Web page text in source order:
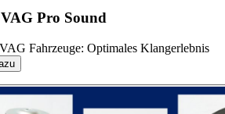
Pro Sound
Fahrzeuge: Optimales Klangerlebnis